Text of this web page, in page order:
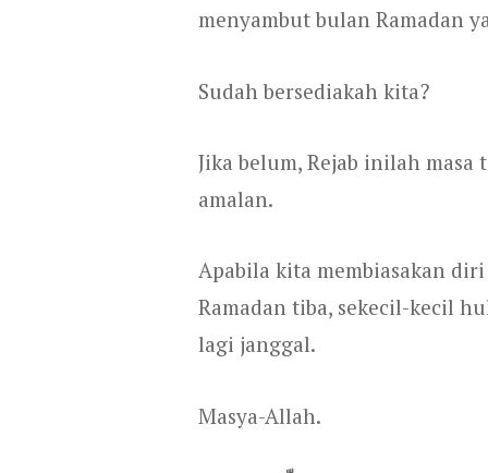
menyambut bulan Ramadan
Sudah bersediakah kita?
Jika belum, Rejab inilah
amalan.
Apabila kita membiasakan
Ramadan tiba, sekecil-kecil
lagi janggal.
Masya-Allah.